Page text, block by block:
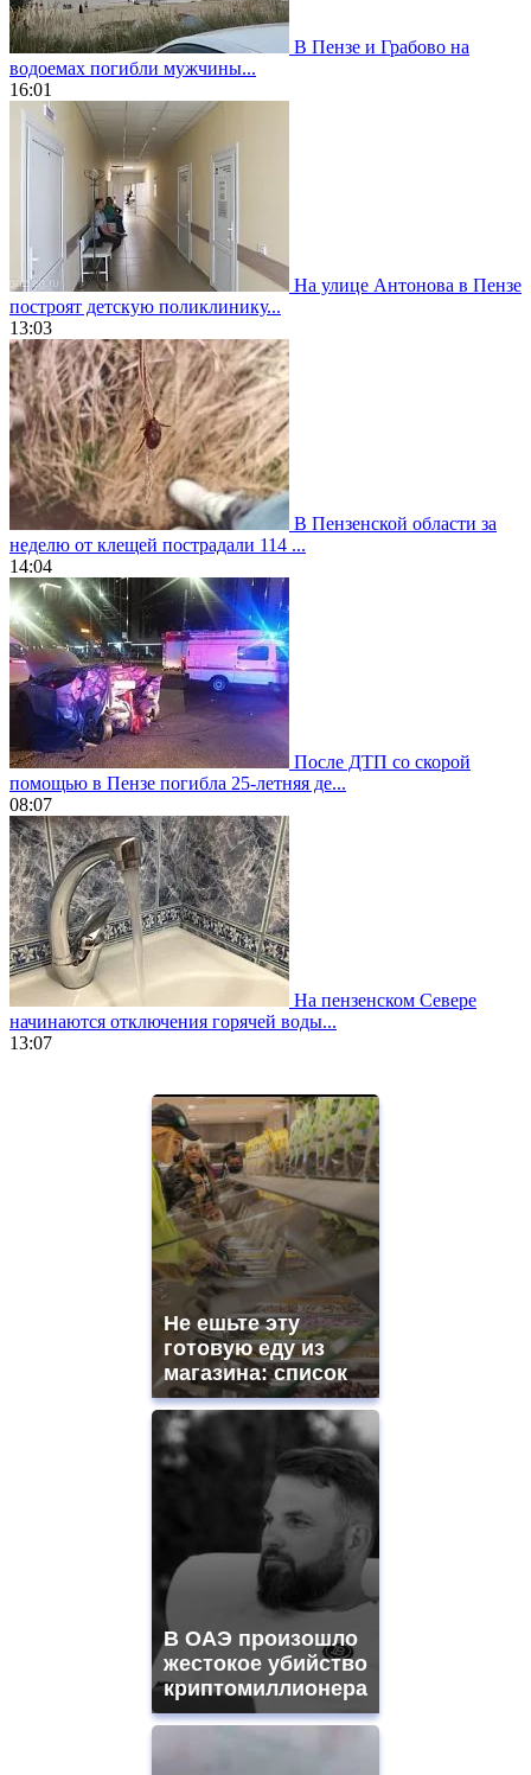
В Пензе и Грабово на
водоемах погибли мужчины...
16:01
На улице Антонова в Пензе
построят детскую поликлинику...
13:03
В Пензенской области за
неделю от клещей пострадали 114 ...
14:04
После ДТП со скорой
помощью в Пензе погибла 25-летняя де...
08:07
На пензенском Севере
начинаются отключения горячей воды...
13:07
https://gradewatches.to/
https://www.replicasrelojes.to/
Не ешьте эту
готовую еду из
магазина: список
В ОАЭ произошло
жестокое убийство
криптомиллионера